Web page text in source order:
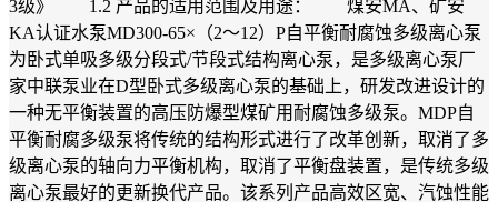
3级》 1.2 产品的适用范围及用途： 煤安MA、矿安
KA认证水泵MD300-65×（2～12）P自平衡耐腐蚀多级离心泵
为卧式单吸多级分段式/节段式结构离心泵，是多级离心泵厂
家中联泵业在D型卧式多级离心泵的基础上，研发改进设计的
一种无平衡装置的高压防爆型煤矿用耐腐蚀多级泵。MDP自
平衡耐腐多级泵将传统的结构形式进行了改革创新，取消了多
级离心泵的轴向力平衡机构，取消了平衡盘装置，是传统多级
离心泵最好的更新换代产品。该系列产品高效区宽、汽蚀性能